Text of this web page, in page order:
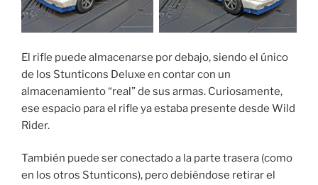
El rifle puede almacenarse por debajo, siendo el único
de los Stunticons Deluxe en contar con un
almacenamiento “real” de sus armas. Curiosamente,
ese espacio para el rifle ya estaba presente desde Wild
Rider.
También puede ser conectado a la parte trasera (como
en los otros Stunticons), pero debiéndose retirar el